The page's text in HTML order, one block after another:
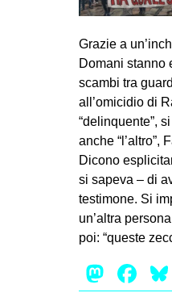
Grazie a
Domani stanno
scambi tra
all’omicidio di
“delinquente”,
anche “l’altro”,
Dicono
si sapeva – di
testimone. Si
un’altra
poi: “queste